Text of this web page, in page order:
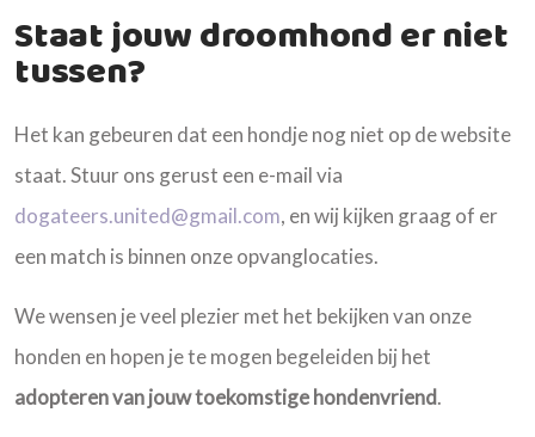
Staat jouw droomhond er niet
tussen?
Het kan gebeuren dat een hondje nog niet op de website
staat. Stuur ons gerust een e-mail via
dogateers.united@gmail.com, en wij kijken graag of er
een match is binnen onze opvanglocaties.
We wensen je veel plezier met het bekijken van onze
honden en hopen je te mogen begeleiden bij het
adopteren van jouw toekomstige hondenvriend.